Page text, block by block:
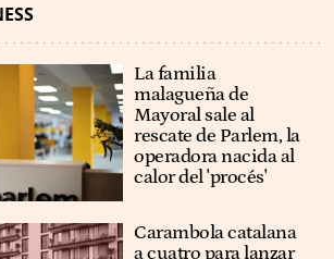
La familia
malagueña de
Mayoral sale al
rescate de Parlem, la
operadora nacida al
calor del 'procés'
Carambola catalana
a cuatro para lanzar